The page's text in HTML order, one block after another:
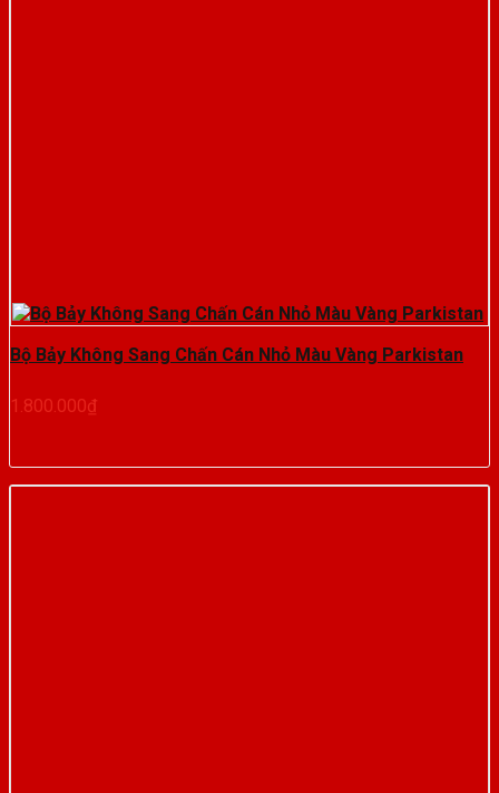
Bộ Bảy Không Sang Chấn Cán Nhỏ Màu Vàng Parkistan
1.800.000₫